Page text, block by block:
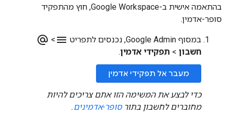
בהתאמה אישית ב-Google Workspace, חוץ מהתפקיד
סופר-אדמין.
במסוף Google Admin, נכנסים לתפריט menu
>
alternate_email
חשבון > תפקידי אדמין.
מעבר אל תפקידי אדמין
כדי לבצע את המשימה הזו אתם צריכים להיות
מחוברים לחשבון בתורסופר-אדמינים .